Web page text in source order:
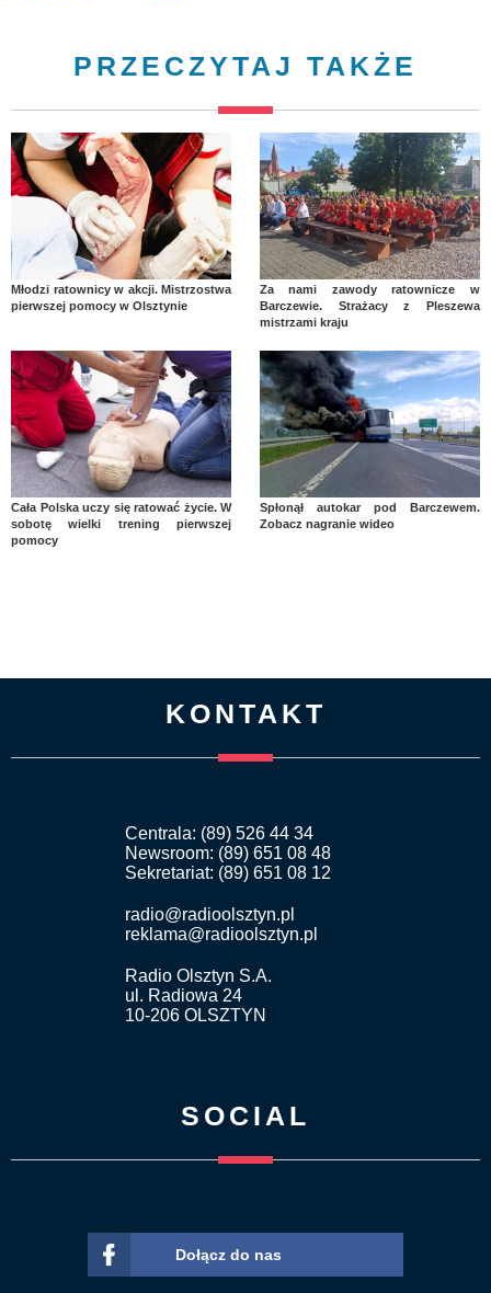
PRZECZYTAJ TAKŻE
Młodzi ratownicy w akcji. Mistrzostwa
pierwszej pomocy w Olsztynie
Za nami zawody ratownicze w
Barczewie. Strażacy z Pleszewa
mistrzami kraju
Cała Polska uczy się ratować życie. W
sobotę wielki trening pierwszej
pomocy
Spłonął autokar pod Barczewem.
Zobacz nagranie wideo
KONTAKT
Centrala: (89) 526 44 34
Newsroom: (89) 651 08 48
Sekretariat: (89) 651 08 12
radio@radioolsztyn.pl
reklama@radioolsztyn.pl
Radio Olsztyn S.A.
ul. Radiowa 24
10-206 OLSZTYN
SOCIAL
Dołącz do nas